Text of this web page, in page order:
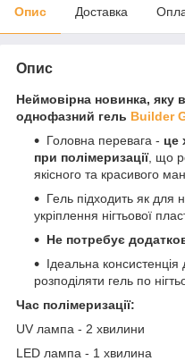
Опис Доставка
Опис
Неймовірна новинка, яку
однофазний гель Builder
Головна перевага - це
при полімеризації, що
якісного та красивого
Гель підходить як для
укріплення нігтьової
Не потребує
Ідеальна
розподіляти гель по
Час полімеризації:
UV лампа - 2 хвилини
LED лампа - 1 хвилина